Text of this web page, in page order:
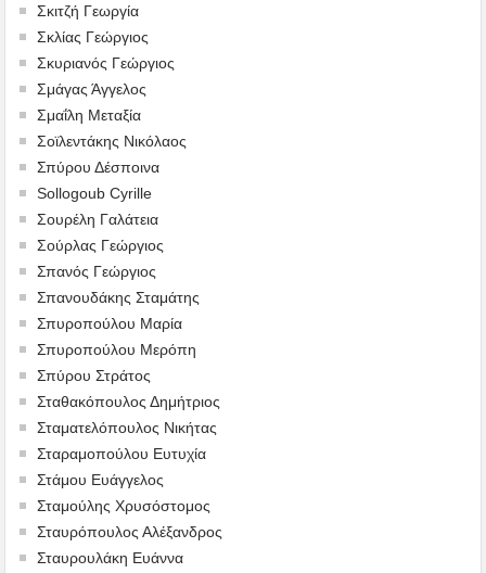
Σκιτζή Γεωργία
Σκλίας Γεώργιος
Σκυριανός Γεώργιος
Σμάγας Άγγελος
Σμαΐλη Μεταξία
Σοϊλεντάκης Νικόλαος
Σπύρου Δέσποινα
Sollogoub Cyrille
Σουρέλη Γαλάτεια
Σούρλας Γεώργιος
Σπανός Γεώργιος
Σπανουδάκης Σταμάτης
Σπυροπούλου Μαρία
Σπυροπούλου Μερόπη
Σπύρου Στράτος
Σταθακόπουλος Δημήτριος
Σταματελόπουλος Νικήτας
Σταραμοπούλου Ευτυχία
Στάμου Ευάγγελος
Σταμούλης Χρυσόστομος
Σταυρόπουλος Αλέξανδρος
Σταυρουλάκη Ευάννα